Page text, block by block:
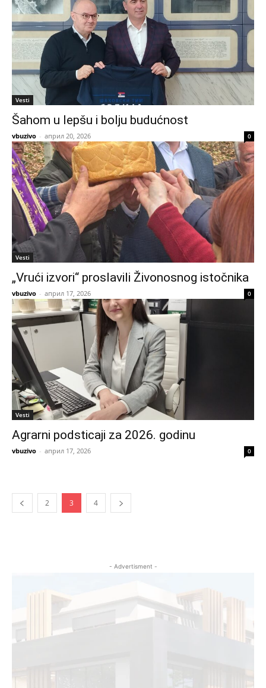
Vesti
Šahom u lepšu i bolju budućnost
vbuzivo - април 20, 2026 0
Vesti
„Vrući izvori“ proslavili Živonosnog istočnika
vbuzivo - април 17, 2026 0
Vesti
Agrarni podsticaji za 2026. godinu
vbuzivo - април 17, 2026 0
2 3 4
- Advertisment -